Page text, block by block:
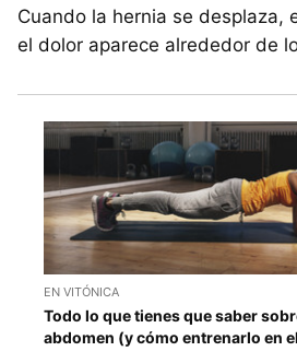
Cuando la hernia se desplaza,
el dolor aparece alrededor de
EN VITÓNICA
Todo lo que tienes que saber
abdomen (y cómo entrenarlo en